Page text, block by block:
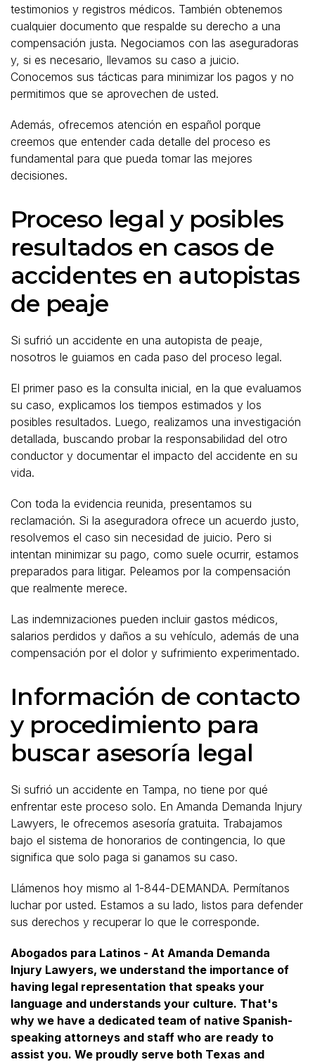
testimonios y registros médicos. También obtenemos
cualquier documento que respalde su derecho a una
compensación justa. Negociamos con las aseguradoras
y, si es necesario, llevamos su caso a juicio.
Conocemos sus tácticas para minimizar los pagos y no
permitimos que se aprovechen de usted.
Además, ofrecemos atención en español porque
creemos que entender cada detalle del proceso es
fundamental para que pueda tomar las mejores
decisiones.
Proceso legal y posibles
resultados en casos de
accidentes en autopistas
de peaje
Si sufrió un accidente en una autopista de peaje,
nosotros le guiamos en cada paso del proceso legal.
El primer paso es la consulta inicial, en la que evaluamos
su caso, explicamos los tiempos estimados y los
posibles resultados. Luego, realizamos una investigación
detallada, buscando probar la responsabilidad del otro
conductor y documentar el impacto del accidente en su
vida.
Con toda la evidencia reunida, presentamos su
reclamación. Si la aseguradora ofrece un acuerdo justo,
resolvemos el caso sin necesidad de juicio. Pero si
intentan minimizar su pago, como suele ocurrir, estamos
preparados para litigar. Peleamos por la compensación
que realmente merece.
Las indemnizaciones pueden incluir gastos médicos,
salarios perdidos y daños a su vehículo, además de una
compensación por el dolor y sufrimiento experimentado.
Información de contacto
y procedimiento para
buscar asesoría legal
Si sufrió un accidente en Tampa, no tiene por qué
enfrentar este proceso solo. En Amanda Demanda Injury
Lawyers, le ofrecemos asesoría gratuita. Trabajamos
bajo el sistema de honorarios de contingencia, lo que
significa que solo paga si ganamos su caso.
Llámenos hoy mismo al 1-844-DEMANDA. Permítanos
luchar por usted. Estamos a su lado, listos para defender
sus derechos y recuperar lo que le corresponde.
Abogados para Latinos - At Amanda Demanda
Injury Lawyers, we understand the importance of
having legal representation that speaks your
language and understands your culture. That's
why we have a dedicated team of native Spanish-
speaking attorneys and staff who are ready to
assist you. We proudly serve both Texas and